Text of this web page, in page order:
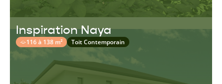
Inspiration Naya
116 à 138 m² Toit Contemporain